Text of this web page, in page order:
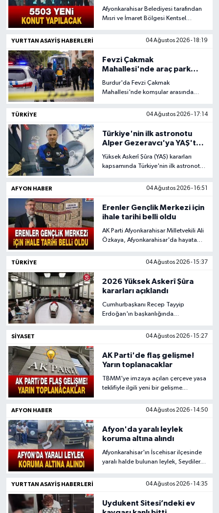
Afyonkarahisar Belediyesi tarafından
Mısri ve İmaret Bölgesi Kentsel
oluşturulan Kentsel Dönüşüm Ofisi
YURTTAN ASAYIŞ HABERLERI 04 Ağustos 2026 - 18:19
Fevzi Çakmak
Mahallesi'nde araç park
Burdur'da Fevzi Çakmak
Mahallesi'nde komşular arasında
bıçaklı kavgaya dönüştü. Olayda
polis ekiplerince gözaltına alındı.
Olayla ilgili soruşturma başlatıldı.
TÜRKIYE 04 Ağustos 2026 - 17:14
Türkiye'nin ilk astronotu
Alper Gezeravcı'ya YAŞ'ta
Yüksek Askerî Şûra (YAŞ) kararları
kapsamında Türkiye'nin ilk astronotu
tuğgeneral rütbesine terfi etti.
tarihinden itibaren yeni rütbesiyle
görev yapacak.
AFYON HABER 04 Ağustos 2026 - 16:51
Erenler Gençlik Merkezi için
ihale tarihi belli oldu
AK Parti Afyonkarahisar Milletvekili Ali
Özkaya, Afyonkarahisar'da hayata
Merkezi yatırımına ilişkin açıklamada
TÜRKIYE 04 Ağustos 2026 - 15:37
2026 Yüksek Askerî Şûra
kararları açıklandı
Cumhurbaşkanı Recep Tayyip
Erdoğan'ın başkanlığında
gerçekleştirilen 2026 yılı Yüksek
tamamlandı. Toplantının ardından
alınan kararlar Cumhurbaşkanı
Erdoğan tarafından imzalandı.
SIYASET 04 Ağustos 2026 - 15:27
AK Parti'de flaş gelişme!
Yarın toplanacaklar
TBMM'ye imzaya açılan çerçeve yasa
teklifiyle ilgili yeni bir gelişme
toplanacak. Abdullah Güler, yarın
AFYON HABER 04 Ağustos 2026 - 14:50
Afyon'da yaralı leylek
koruma altına alındı
Afyonkarahisar'ın İscehisar ilçesinde
yaralı halde bulunan leylek, Seydiler
dikkati sayesinde kurtarıldı. Doğa
ekiplerine teslim edilen leylek tedavi
altına alınırken, iyileşmesinin
YURTTAN ASAYIŞ HABERLERI 04 Ağustos 2026 - 14:35
Uydukent Sitesi’ndeki ev
Etkinlikler